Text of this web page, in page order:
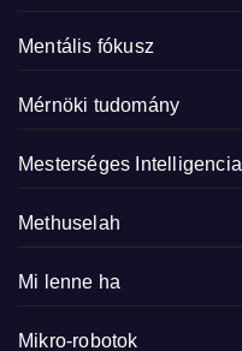
Mentális fókusz
Mérnöki tudomány
Mesterséges Intelligencia
Methuselah
Mi lenne ha
Mikro-robotok